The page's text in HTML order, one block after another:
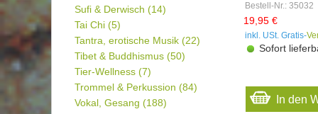
Sufi & Derwisch (14)
Tai Chi (5)
Tantra, erotische Musik (22)
Tibet & Buddhismus (50)
Tier-Wellness (7)
Trommel & Perkussion (84)
Vokal, Gesang (188)
Bestell-Nr.: 35032
19,95 €
inkl. USt. Gratis-
Sofort
In den